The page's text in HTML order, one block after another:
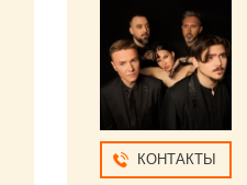
КОНТАКТЫ